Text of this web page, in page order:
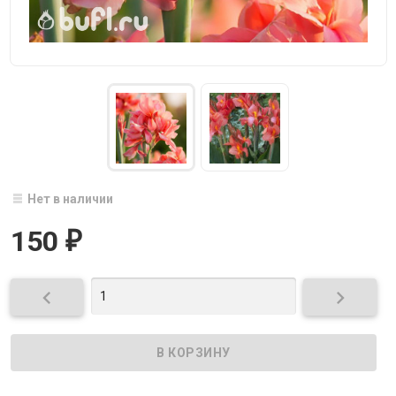
Нет в наличии
150 ₽
 